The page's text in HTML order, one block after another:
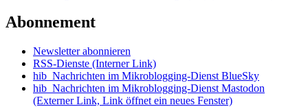
Abonnement
Newsletter abonnieren
RSS-Dienste (Interner Link)
hib_Nachrichten im Mikroblogging-Dienst BlueSky
hib_Nachrichten im Mikroblogging-Dienst Mastodon
(Externer Link, Link öffnet ein neues Fenster)